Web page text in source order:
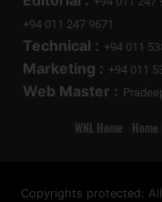
+94 011 247 9671
Technical : +94 011
Marketing : +94 011
Web Master :
WNL Home
Copyrights protected: